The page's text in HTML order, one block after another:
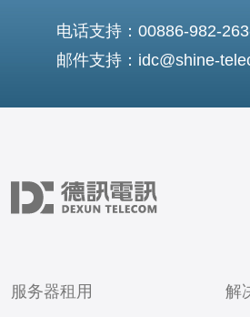
电话支持：00886-982-
邮件支持：idc@shine-
服务器租用 解